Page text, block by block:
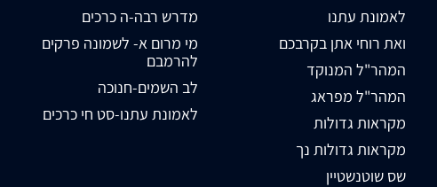
לאמונת עתנו
ואת רוחי אתן בקרבכם
המהר"ל המנוקד
המהר"ל מפראג
מקראות גדולות
מקראות גדולות נך
שס שוטנשטיין
מדרש רבה-ה כרכים
מי מרום א- לשמונה פרקים
להרמבם
לב השמים-חנוכה
לאמונת עתנו-סט חי כרכים